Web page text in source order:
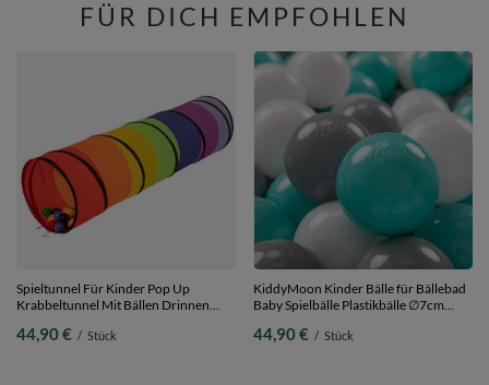
FÜR DICH EMPFOHLEN
Spieltunnel Für Kinder Pop Up
Krabbeltunnel Mit Bällen Drinnen
mehrfarbig:schwarz/gelb/blau/rot/grün,
44,90 € / Stück
KiddyMoon Kinder Bälle für Bällebad
Baby Spielbälle Plastikbälle ∅7cm
Bälle/7cm
44,90 € / Stück